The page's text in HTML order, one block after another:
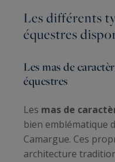
Les différents
équestres
Les mas de
équestres
Les mas de
bien emblématique
Camargue. Ces
architecture